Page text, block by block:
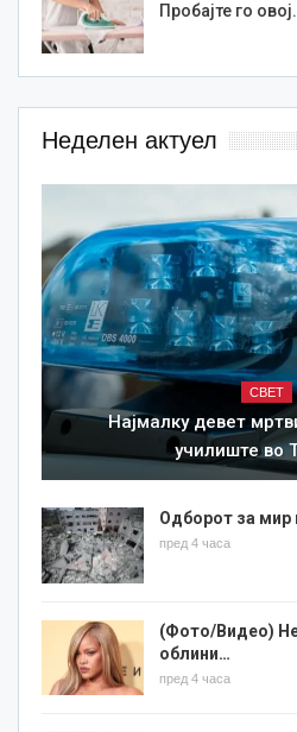
Пробајте го
Неделен актуел
СВЕТ
Најмалку девет
училиште во
Одборот за мир
пред 4 часа
(Фото/Видео)
облини…
пред 4 часа